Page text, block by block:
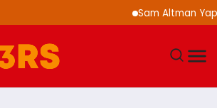
Sam Altman Yapay